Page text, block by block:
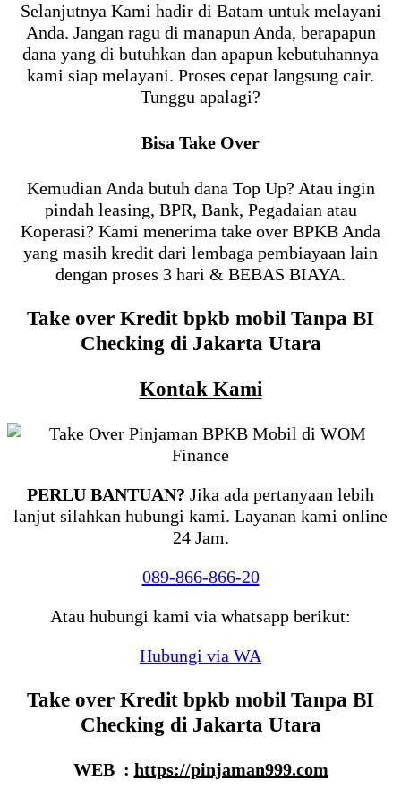
Selanjutnya Kami hadir di Batam untuk melayani
Anda. Jangan ragu di manapun Anda, berapapun
dana yang di butuhkan dan apapun kebutuhannya
kami siap melayani. Proses cepat langsung cair.
Tunggu apalagi?
Bisa Take Over
Kemudian Anda butuh dana Top Up? Atau ingin
pindah leasing, BPR, Bank, Pegadaian atau
Koperasi? Kami menerima take over BPKB Anda
yang masih kredit dari lembaga pembiayaan lain
dengan proses 3 hari & BEBAS BIAYA.
Take over Kredit bpkb mobil Tanpa BI
Checking di Jakarta Utara
Kontak Kami
PERLU BANTUAN? Jika ada pertanyaan lebih
lanjut silahkan hubungi kami. Layanan kami online
24 Jam.
089-866-866-20
Atau hubungi kami via whatsapp berikut:
Hubungi via WA
Take over Kredit bpkb mobil Tanpa BI
Checking di Jakarta Utara
WEB : https://pinjaman999.com